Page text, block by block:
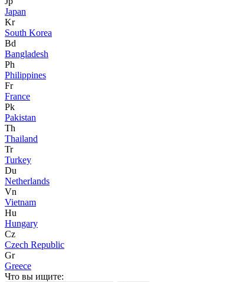
Japan
Kr
South Korea
Bd
Bangladesh
Ph
Philippines
Fr
France
Pk
Pakistan
Th
Thailand
Tr
Turkey
Du
Netherlands
Vn
Vietnam
Hu
Hungary
Cz
Czech Republic
Gr
Greece
Что вы ищите: